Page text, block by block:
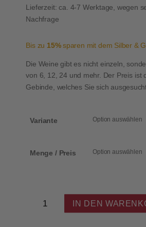
Lieferzeit: ca. 4-7 Werktage, wegen
Nachfrage
Bis zu 15%sparen mit dem Silber &
Die Weine gibt es nicht einzeln,
von 6, 12, 24 und mehr. Der Preis ist
Gebinde, welches Sie sich
Variante
Menge / Preis
IN DEN